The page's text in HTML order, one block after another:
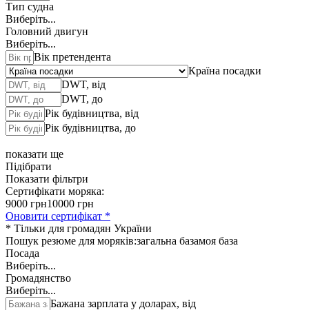
Тип судна
Виберіть...
Головний двигун
Виберіть...
Вік претендента
Країна посадки
DWT, від
DWT, до
Рік будівництва, від
Рік будівництва, до
показати ще
Підібрати
Показати фільтри
Сертифікати моряка:
9000 грн10000 грн
Оновити сертифікат *
* Тільки для громадян України
Пошук резюме для моряків:загальна базамоя база
Посада
Виберіть...
Громадянство
Виберіть...
Бажана зарплата у доларах, від